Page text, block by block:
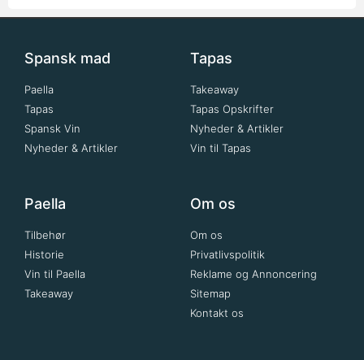
Spansk mad
Paella
Tapas
Spansk Vin
Nyheder & Artikler
Tapas
Takeaway
Tapas Opskrifter
Nyheder & Artikler
Vin til Tapas
Paella
Tilbehør
Historie
Vin til Paella
Takeaway
Om os
Om os
Privatlivspolitik
Reklame og Annoncering
Sitemap
Kontakt os